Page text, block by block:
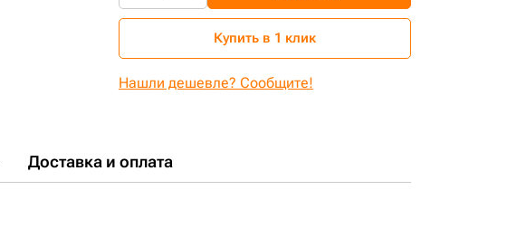
Купить в 1 клик
Нашли дешевле? Сообщите!
Доставка и оплата